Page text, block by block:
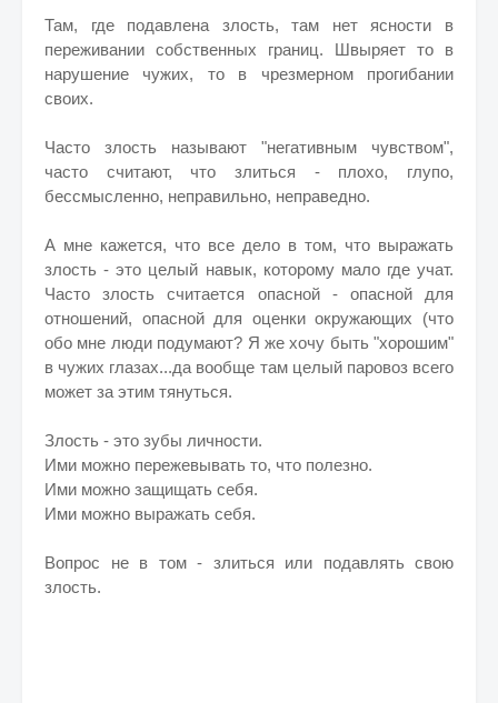
Там, где подавлена злость, там нет ясности в
переживании собственных границ. Швыряет то в
нарушение чужих, то в чрезмерном прогибании
своих.
Часто злость называют "негативным чувством",
часто считают, что злиться - плохо, глупо,
бессмысленно, неправильно, неправедно.
А мне кажется, что все дело в том, что выражать
злость - это целый навык, которому мало где учат.
Часто злость считается опасной - опасной для
отношений, опасной для оценки окружающих (что
обо мне люди подумают? Я же хочу быть "хорошим"
в чужих глазах...да вообще там целый паровоз всего
может за этим тянуться.
Злость - это зубы личности.
Ими можно пережевывать то, что полезно.
Ими можно защищать себя.
Ими можно выражать себя.
Вопрос не в том - злиться или подавлять свою
злость.